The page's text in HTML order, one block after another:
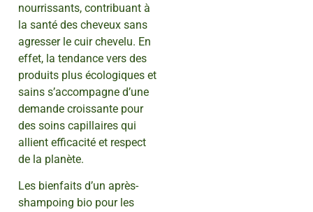
nourrissants, contribuant à
la santé des cheveux sans
agresser le cuir chevelu. En
effet, la tendance vers des
produits plus écologiques et
sains s’accompagne d’une
demande croissante pour
des soins capillaires qui
allient efficacité et respect
de la planète.
Les bienfaits d’un après-
shampoing bio pour les